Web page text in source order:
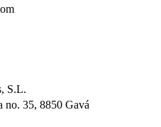
S.L.
no. 35, 8850 Gavá